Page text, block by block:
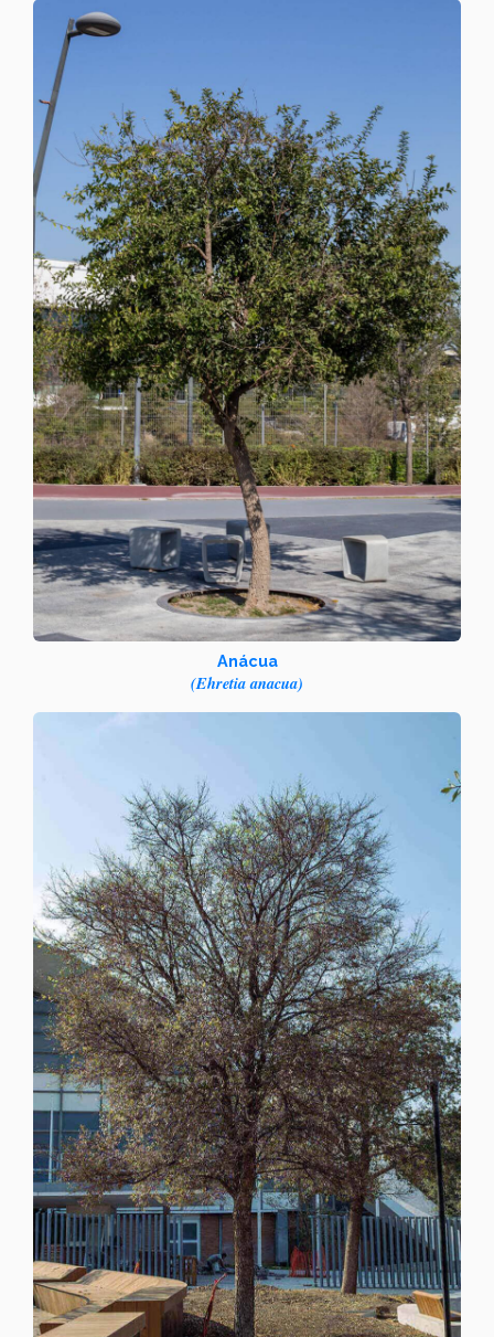
Anácua
(Ehretia anacua)